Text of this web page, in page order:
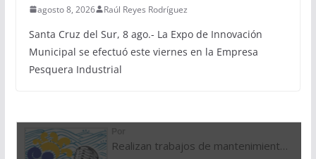
agosto 8, 2026 Raúl Reyes Rodríguez
Santa Cruz del Sur, 8 ago.- La Expo de Innovación
Municipal se efectuó este viernes en la Empresa
Pesquera Industrial